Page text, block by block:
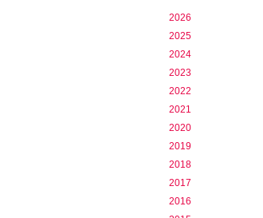
2026
2025
2024
2023
2022
2021
2020
2019
2018
2017
2016